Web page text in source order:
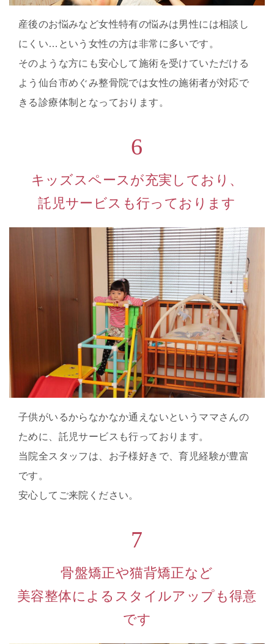
産後のお悩みなど女性特有の悩みは男性には相談し
にくい…という女性の方は非常に多いです。
そのような方にも安心して施術を受けていただける
よう仙台市めぐみ整骨院では女性の施術者が対応で
きる診療体制となっております。
6
キッズスペースが充実しており、
託児サービスも行っております
子供がいるからなかなか通えないというママさんの
ために、託児サービスも行っております。
当院全スタッフは、お子様好きで、育児経験が豊富
です。
安心してご来院ください。
7
骨盤矯正や猫背矯正など
美容整体によるスタイルアップも得意
です